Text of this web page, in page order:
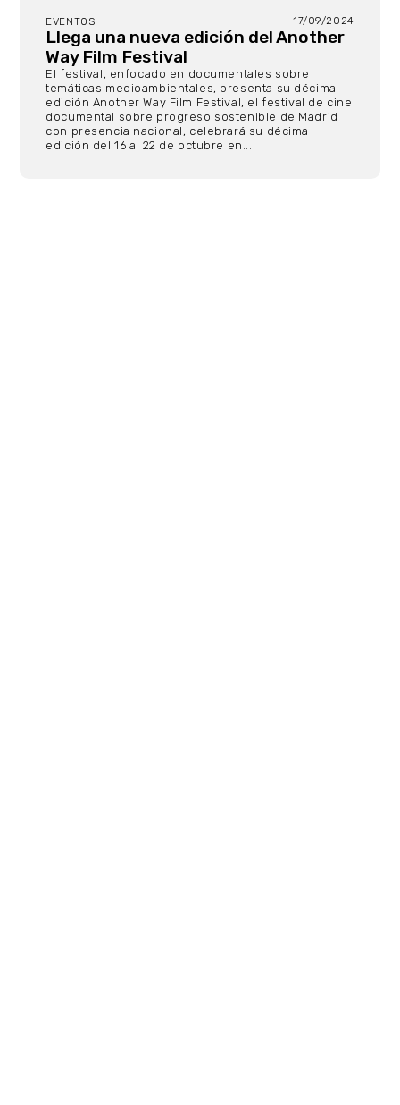
EVENTOS 17/09/2024
Llega una nueva edición del Another
Way Film Festival
El festival, enfocado en documentales sobre
temáticas medioambientales, presenta su décima
edición Another Way Film Festival, el festival de cine
documental sobre progreso sostenible de Madrid
con presencia nacional, celebrará su décima
edición del 16 al 22 de octubre en...